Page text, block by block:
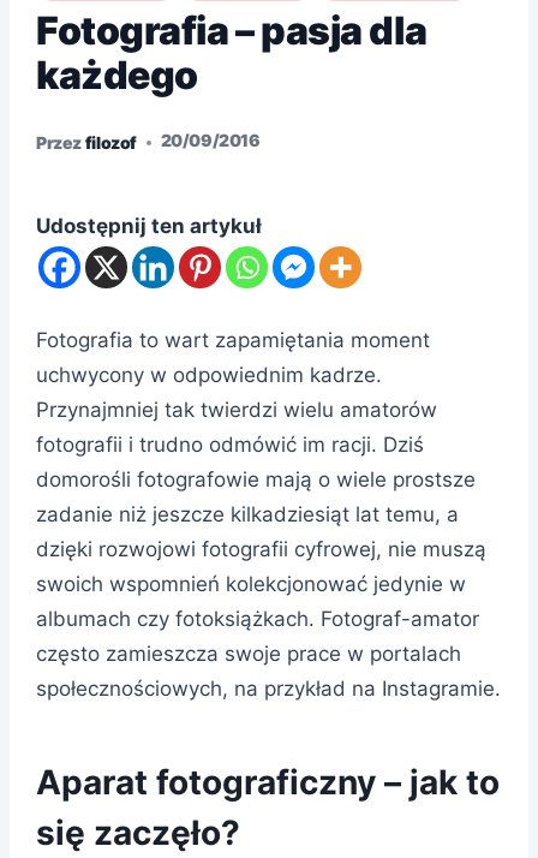
Fotografia – pasja dla
każdego
Przezfilozof 20/09/2016
Udostępnij ten artykuł
Fotografia to wart zapamiętania moment
uchwycony w odpowiednim kadrze.
Przynajmniej tak twierdzi wielu amatorów
fotografii i trudno odmówić im racji. Dziś
domorośli fotografowie mają o wiele prostsze
zadanie niż jeszcze kilkadziesiąt lat temu, a
dzięki rozwojowi fotografii cyfrowej, nie muszą
swoich wspomnień kolekcjonować jedynie w
albumach czy fotoksiążkach. Fotograf-amator
często zamieszcza swoje prace w portalach
społecznościowych, na przykład na Instagramie.
Aparat fotograficzny – jak to
się zaczęło?